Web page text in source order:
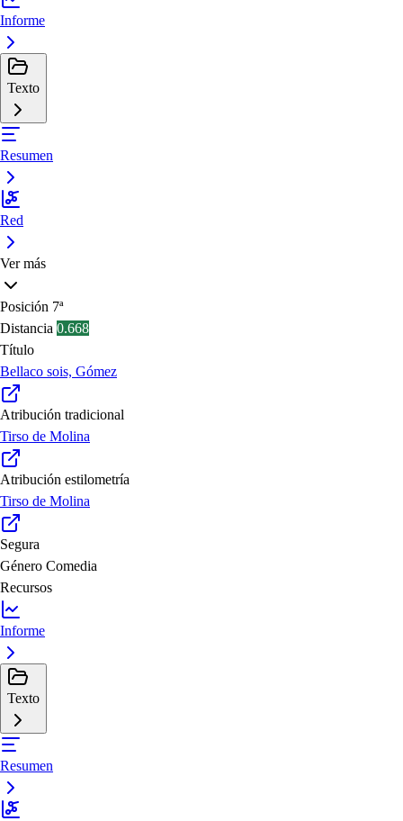
Informe
Texto
Resumen
Red
Ver más
Posición 7ª
Distancia 0.668
Título
Bellaco sois, Gómez
Atribución tradicional
Tirso de Molina
Atribución estilometría
Tirso de Molina
Segura
Género Comedia
Recursos
Informe
Texto
Resumen